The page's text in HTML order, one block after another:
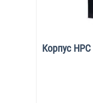
Корпус